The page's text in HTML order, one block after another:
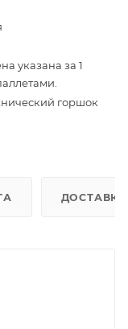
указана за 1
горшок
ДОСТАВКА